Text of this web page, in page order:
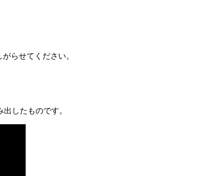
らせてください。
したものです。